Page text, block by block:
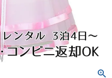
アクセサリー
音楽雑貨
3歳・5歳・7歳の晴れの日